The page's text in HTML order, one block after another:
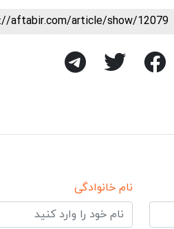
aftabir.com/article/show/12079
نام خانوادگی